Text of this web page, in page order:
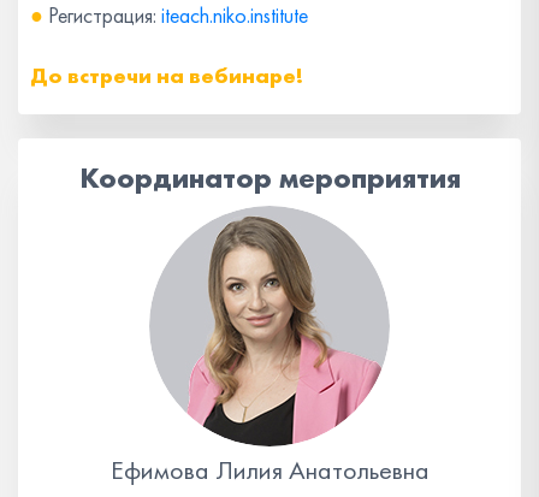
● Регистрация: iteach.niko.institute
До встречи на вебинаре!
Координатор мероприятия
Ефимова Лилия Анатольевна